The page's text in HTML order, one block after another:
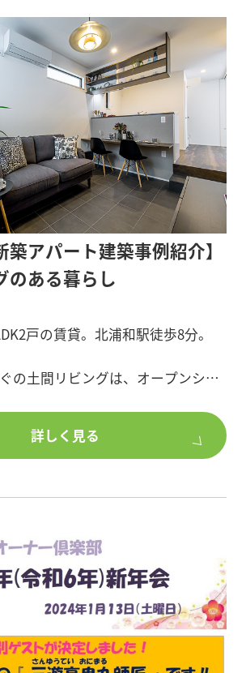
越谷市
い方、ポラスグループのアパー
築、土地活用にご興味のある方
築をご検討ください。
築アパート建築事例紹介】
のある暮らし
戸の賃貸。北浦和駅徒歩8分。
の土間リビングは、オープンシェ
もデザイン性を高めた空間に。
キッチンへは高低差と素材の違い
トを付け、
テナンス性が高いメリットがある
置いて癒しの空間を作るなど、多
機能性と、ゆとりを与えてくれるス
は可動式の吊戸がある洋間を配置
詳しく見る